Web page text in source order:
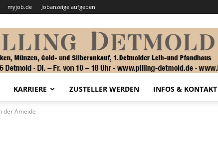
myjob.de Jobanzeige aufgeben
KARRIERE ZUSTELLER WERDEN INFOS & KONTAKT
der Ameide